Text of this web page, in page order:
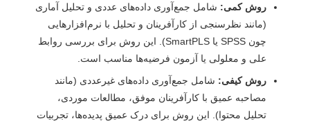
روش کمی:شامل جمع‌آوری داده‌های عددی و تحلیل آماری
(مانند نظرسنجی از کارآفرینان و تحلیل با نرم‌افزارهایی
چون SPSS یا SmartPLS). این روش برای بررسی روابط
علی و معلولی یا آزمون فرضیه‌ها مناسب است.
روش کیفی:شامل جمع‌آوری داده‌های غیرعددی (مانند
مصاحبه عمیق با کارآفرینان موفق، مطالعات موردی،
تحلیل محتوا). این روش برای درک عمیق پدیده‌ها، تجربیات